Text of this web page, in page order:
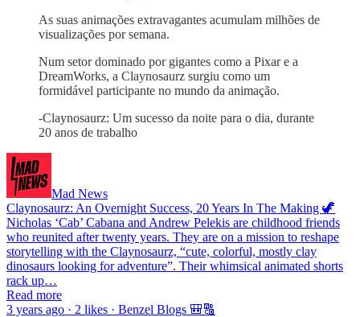
As suas animações extravagantes acumulam milhões de
visualizações por semana.
Num setor dominado por gigantes como a Pixar e a
DreamWorks, a Claynosaurz surgiu como um
formidável participante no mundo da animação.
-Claynosaurz: Um sucesso da noite para o dia, durante
20 anos de trabalho
Mad News
Claynosaurz: An Overnight Success, 20 Years In The Making 🦖
Nicholas ‘Cab’ Cabana and Andrew Pelekis are childhood friends
who reunited after twenty years. They are on a mission to reshape
storytelling with the Claynosaurz, “cute, colorful, mostly clay
dinosaurs looking for adventure”. Their whimsical animated shorts
rack up…
Read more
3 years ago · 2 likes · Benzel Blogs 🎒🔠